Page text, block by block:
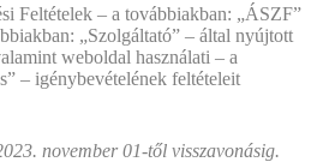
Feltételek – a továbbiakban: „ÁSZF”
„Szolgáltató” – által nyújtott
weboldal használati – a
– igénybevételének feltételeit
november 01-től visszavonásig.